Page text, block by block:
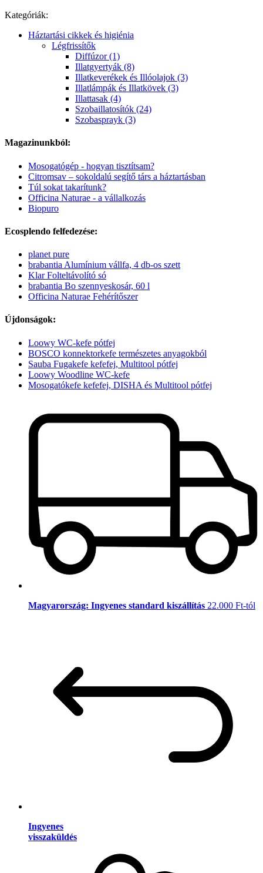
Kategóriák:
Háztartási cikkek és higiénia
Légfrissítők
Diffúzor (1)
Illatgyertyák (8)
Illatkeverékek és Illóolajok (3)
Illatlámpák és Illatkövek (3)
Illattasak (4)
Szobaillatosítók (24)
Szobasprayk (3)
Magazinunkból:
Mosogatógép - hogyan tisztítsam?
Citromsav – sokoldalú segítő társ a háztartásban
Túl sokat takarítunk?
Officina Naturae - a vállalkozás
Biopuro
Ecosplendo felfedezése:
planet pure
brabantia Alumínium vállfa, 4 db-os szett
Klar Folteltávolító só
brabantia Bo szennyeskosár, 60 l
Officina Naturae Fehérítőszer
Újdonságok:
Loowy WC-kefe pótfej
BOSCO konnektorkefe természetes anyagokból
Sauba Fugakefe kefefej, Multitool pótfej
Loowy Woodline WC-kefe
Mosogatókefe kefefej, DISHA és Multitool pótfej
Magyarország: Ingyenes standard kiszállítás 22.000 Ft-tól
Ingyenes
visszaküldés